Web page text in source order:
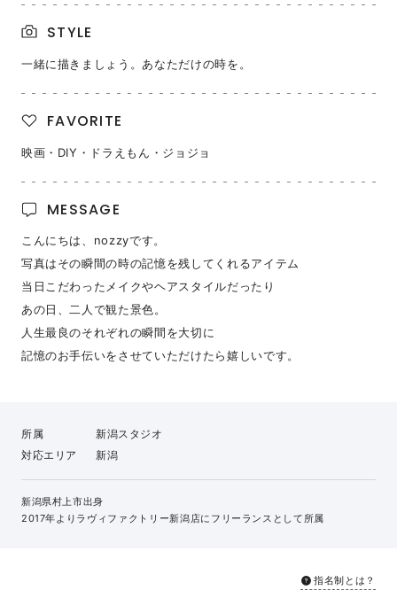
STYLE
一緒に描きましょう。あなただけの時を。
FAVORITE
映画・DIY・ドラえもん・ジョジョ
MESSAGE
こんにちは、nozzyです。
写真はその瞬間の時の記憶を残してくれるアイテム
当日こだわったメイクやヘアスタイルだったり
あの日、二人で観た景色。
人生最良のそれぞれの瞬間を大切に
記憶のお手伝いをさせていただけたら嬉しいです。
所属
新潟スタジオ
対応エリア
新潟
新潟県村上市出身
2017年よりラヴィファクトリー新潟店にフリーランスとして所属
指名制とは？